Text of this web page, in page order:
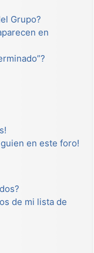
Grupo?
en
en este foro!
de mi lista de